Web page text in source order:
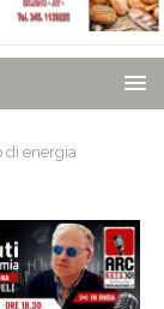
di energia